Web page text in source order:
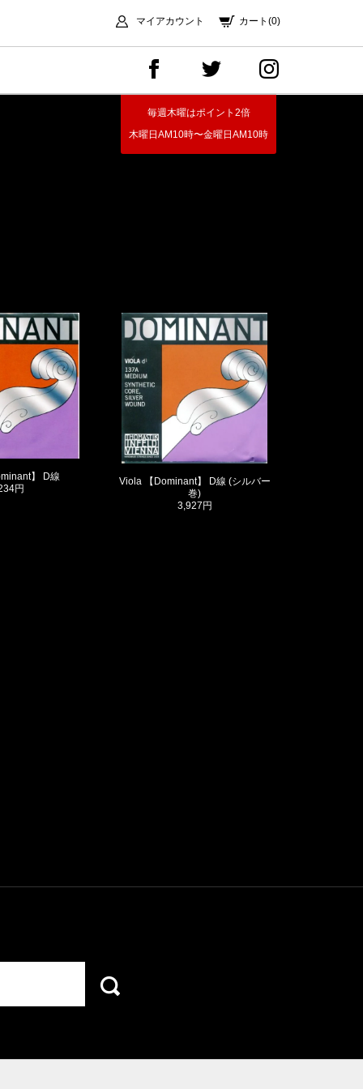
マイアカウント カート(0)
毎週木曜はポイント2倍
木曜日AM10時〜金曜日AM10時
】 D線
円
Viola 【Dominant】 D線 (シルバー
巻)
3,927円